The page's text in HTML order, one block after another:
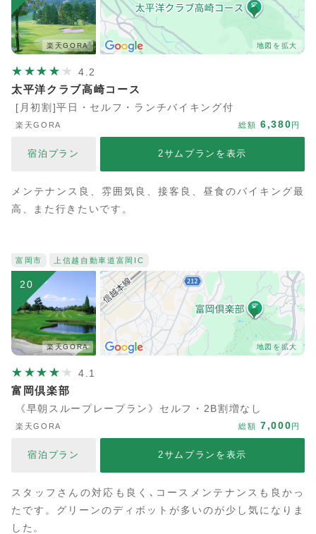
楽天GORA 地図を拡大
4.2
太平洋クラブ高崎コース
[月初割]平日・セルフ・ランチバイキング付
楽天GORA 総額 6,380円
宿泊プラン 2サムプランを表示
メンテナンス良、雰囲気良、接客良、昼食のバイキング最
高、また行きたいです。
富岡市 上信越自動車道 富岡IC
20
楽天GORA 地図を拡大
4.1
富岡倶楽部
《早朝スループレープラン》セルフ・2B割増なし
楽天GORA 総額 7,000円
宿泊プラン 2サムプランを表示
スタッフさんの対応も良く､コースメンテナンスも良かっ
たです。グリーンのディボットが多いのが少し気になりま
した。